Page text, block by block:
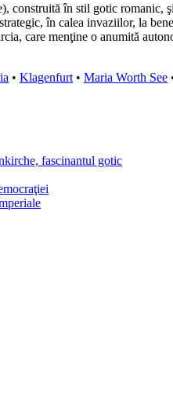
construită în stil gotic
în calea invaziilor, la
care menţine o anumită
• Klagenfurt • Maria Worth See
fascinantul gotic